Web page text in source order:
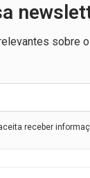
sobre
receber